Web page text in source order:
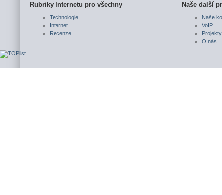
Rubriky Internetu pro všechny
Technologie
Internet
Recenze
Naše další
Naše
VoIP
Projekty
O nás